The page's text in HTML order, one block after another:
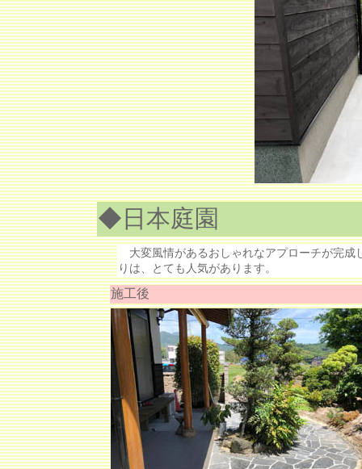
◆日本庭園
大変風情があるおしゃれなアプローチが完成
りは、とても人気があります。
施工後